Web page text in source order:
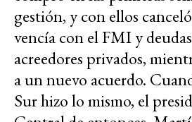
gestión, y con ellos
vencía con el FMI y
acreedores privados,
a un nuevo acuerdo.
Sur hizo lo mismo, el